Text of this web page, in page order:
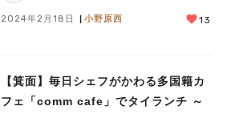
2024年2月18日 小野原西 13
【箕面】毎日シェフがかわる多国籍カ
フェ「comm cafe」でタイランチ ～